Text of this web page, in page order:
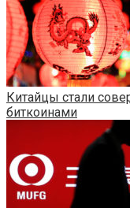
Китайцы стали
биткоинами